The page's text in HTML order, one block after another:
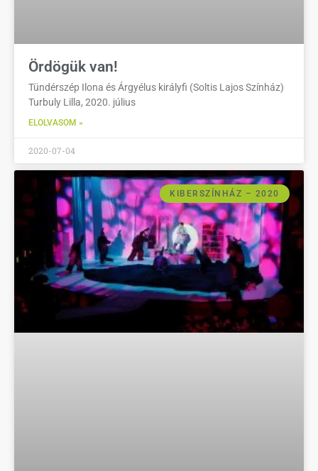
Ördögük van!
Tündérszép Ilona és Árgyélus királyfi (Soltis Lajos Színház)
Turbuly Lilla, 2020. július
ELOLVASOM »
2020-07-04
KIBERSZÍNHÁZ – 2020